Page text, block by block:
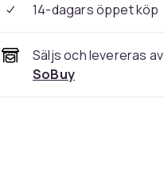
14-dagars öppet köp
Säljs och levereras av
SoBuy